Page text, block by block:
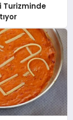
Turizminde